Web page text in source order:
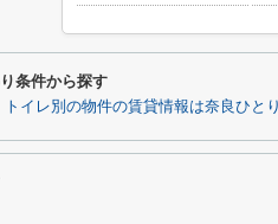
条件から探す
イレ別の物件の賃貸情報は奈良ひと